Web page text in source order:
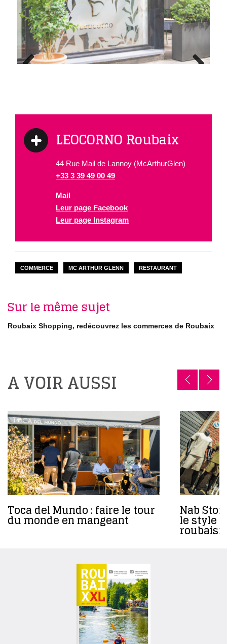
LEOCORNO Roubaix
44 Rue Mail de Lannoy (McArthurGlen)
+33 3 39 49 00 49
Mail
Leur page Facebook
Leur page Instagram
COMMERCE MC ARTHUR GLENN RESTAURANT
Sur le même sujet
Roubaix Shopping, redécouvrez les commerces de Roubaix
A VOIR AUSSI
Toca del Mundo : faire le tour
du monde en mangeant
Nab
le style